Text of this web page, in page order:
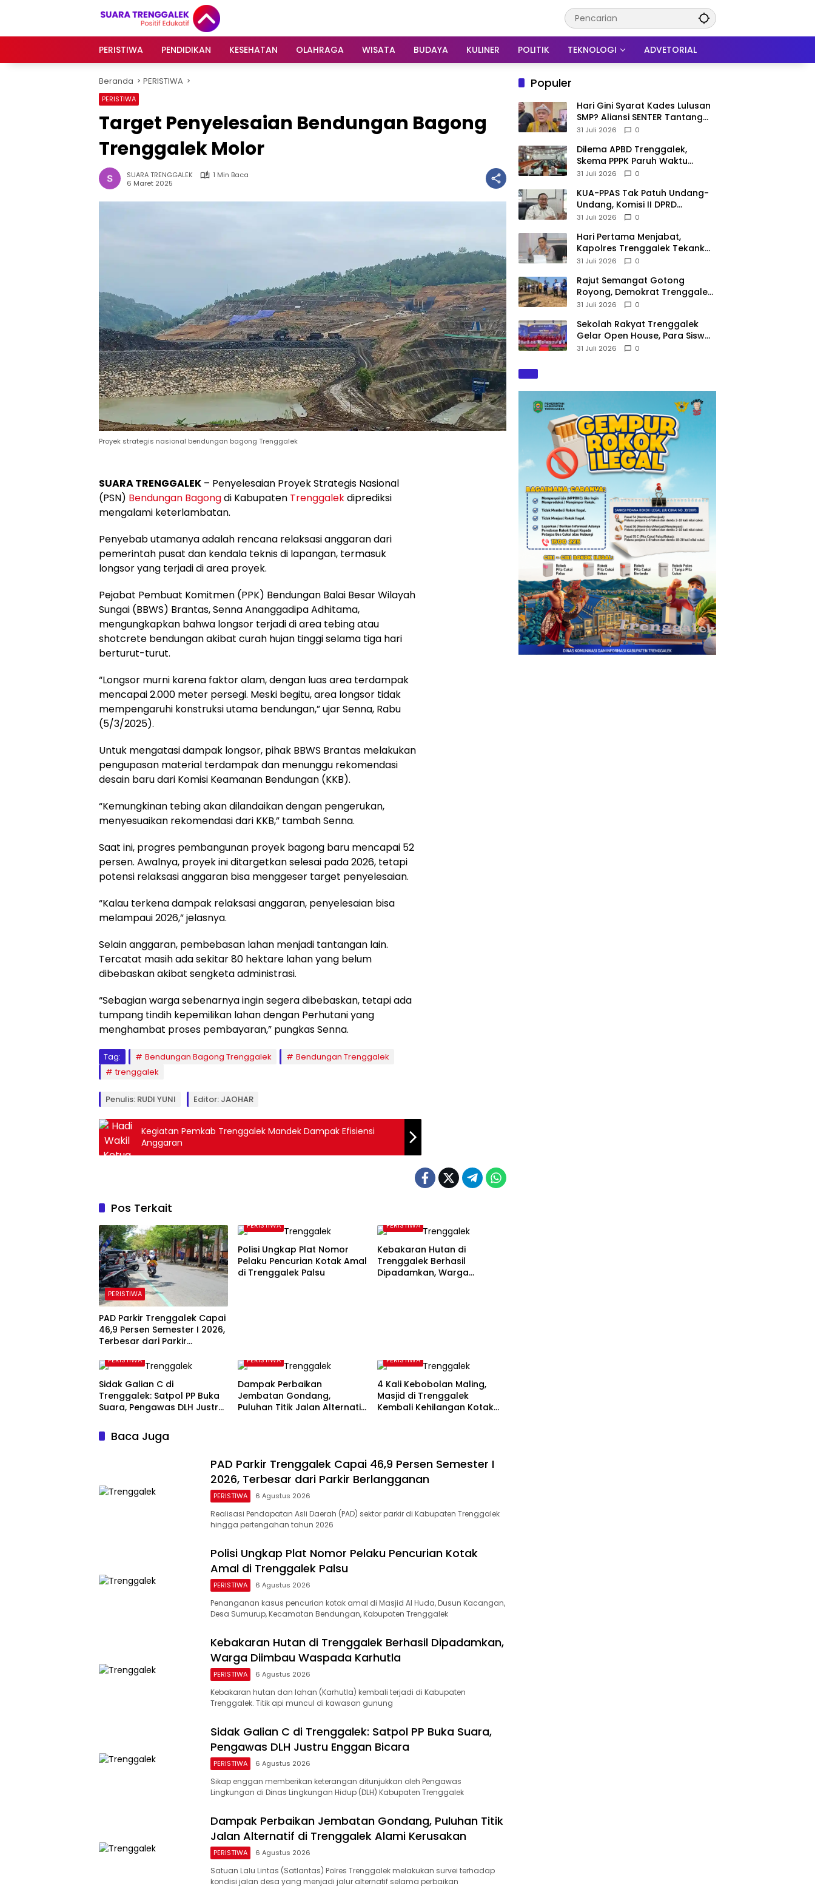
PERISTIWA
PENDIDIKAN KESEHATAN OLAHRAGA WISATA BUDAYA KULINER POLITIK TEKNOLOGI ADVETORIAL
Beranda PERISTIWA
PERISTIWA
Target Penyelesaian Bendungan Bagong
Trenggalek Molor
SUARA TRENGGALEK
1 Min Baca
6 Maret 2025
Proyek strategis nasional bendungan bagong Trenggalek
SUARA TRENGGALEK – Penyelesaian Proyek Strategis Nasional
(PSN) Bendungan Bagongdi Kabupaten Trenggalekdiprediksi
mengalami keterlambatan.
Penyebab utamanya adalah rencana relaksasi anggaran dari
pemerintah pusat dan kendala teknis di lapangan, termasuk
longsor yang terjadi di area proyek.
Pejabat Pembuat Komitmen (PPK) Bendungan Balai Besar Wilayah
Sungai (BBWS) Brantas, Senna Ananggadipa Adhitama,
mengungkapkan bahwa longsor terjadi di area tebing atau
shotcrete bendungan akibat curah hujan tinggi selama tiga hari
berturut-turut.
“Longsor murni karena faktor alam, dengan luas area terdampak
mencapai 2.000 meter persegi. Meski begitu, area longsor tidak
mempengaruhi konstruksi utama bendungan,” ujar Senna, Rabu
(5/3/2025).
Untuk mengatasi dampak longsor, pihak BBWS Brantas melakukan
pengupasan material terdampak dan menunggu rekomendasi
desain baru dari Komisi Keamanan Bendungan (KKB).
“Kemungkinan tebing akan dilandaikan dengan pengerukan,
menyesuaikan rekomendasi dari KKB,” tambah Senna.
Saat ini, progres pembangunan proyek bagong baru mencapai 52
persen. Awalnya, proyek ini ditargetkan selesai pada 2026, tetapi
potensi relaksasi anggaran bisa menggeser target penyelesaian.
“Kalau terkena dampak relaksasi anggaran, penyelesaian bisa
melampaui 2026,” jelasnya.
Selain anggaran, pembebasan lahan menjadi tantangan lain.
Tercatat masih ada sekitar 80 hektare lahan yang belum
dibebaskan akibat sengketa administrasi.
“Sebagian warga sebenarnya ingin segera dibebaskan, tetapi ada
tumpang tindih kepemilikan lahan dengan Perhutani yang
menghambat proses pembayaran,” pungkas Senna.
Tag: Bendungan Bagong Trenggalek
Bendungan Trenggalek
trenggalek
Penulis: RUDI YUNI Editor: JAOHAR
Kegiatan Pemkab Trenggalek Mandek Dampak Efisiensi
Anggaran
Pos Terkait
PERISTIWA
PAD Parkir Trenggalek Capai
46,9 Persen Semester I 2026,
Terbesar dari Parkir
PERISTIWA
Polisi Ungkap Plat Nomor
Pelaku Pencurian Kotak Amal
di Trenggalek Palsu
PERISTIWA
Kebakaran Hutan di
Trenggalek Berhasil
Dipadamkan, Warga
PERISTIWA
Sidak Galian C di
Trenggalek: Satpol PP Buka
Suara, Pengawas DLH Justru
PERISTIWA
Dampak Perbaikan
Jembatan Gondang,
Puluhan Titik Jalan Alternatif
PERISTIWA
4 Kali Kebobolan Maling,
Masjid di Trenggalek
Kembali Kehilangan Kotak
Baca Juga
PAD Parkir Trenggalek Capai 46,9 Persen Semester I
2026, Terbesar dari Parkir Berlangganan
PERISTIWA 6 Agustus 2026
Realisasi Pendapatan Asli Daerah (PAD) sektor parkir di Kabupaten Trenggalek
hingga pertengahan tahun 2026
Polisi Ungkap Plat Nomor Pelaku Pencurian Kotak
Amal di Trenggalek Palsu
PERISTIWA 6 Agustus 2026
Penanganan kasus pencurian kotak amal di Masjid Al Huda, Dusun Kacangan,
Desa Sumurup, Kecamatan Bendungan, Kabupaten Trenggalek
Kebakaran Hutan di Trenggalek Berhasil Dipadamkan,
Warga Diimbau Waspada Karhutla
PERISTIWA 6 Agustus 2026
Kebakaran hutan dan lahan (Karhutla) kembali terjadi di Kabupaten
Trenggalek. Titik api muncul di kawasan gunung
Sidak Galian C di Trenggalek: Satpol PP Buka Suara,
Pengawas DLH Justru Enggan Bicara
PERISTIWA 6 Agustus 2026
Sikap enggan memberikan keterangan ditunjukkan oleh Pengawas
Lingkungan di Dinas Lingkungan Hidup (DLH) Kabupaten Trenggalek
Dampak Perbaikan Jembatan Gondang, Puluhan Titik
Jalan Alternatif di Trenggalek Alami Kerusakan
PERISTIWA 6 Agustus 2026
Satuan Lalu Lintas (Satlantas) Polres Trenggalek melakukan survei terhadap
kondisi jalan desa yang menjadi jalur alternatif selama perbaikan
Populer
Hari Gini Syarat Kades Lulusan
SMP? Aliansi SENTER Tantang
DPRD Trenggalek Berani
31 Juli 2026 0
Dilema APBD Trenggalek,
Skema PPPK Paruh Waktu
Mengemuka Demi Pangkas Rp
31 Juli 2026 0
KUA-PPAS Tak Patuh Undang-
Undang, Komisi II DPRD
Trenggalek: APBD 2027
31 Juli 2026 0
Hari Pertama Menjabat,
Kapolres Trenggalek Tekankan
Anggota Disiplin Hindari
31 Juli 2026 0
​Rajut Semangat Gotong
Royong, Demokrat Trenggalek
Gaungkan Gerakan Langit Biru
31 Juli 2026 0
Sekolah Rakyat Trenggalek
Gelar Open House, Para Siswa
Mulai Tempati Gedung Baru
31 Juli 2026 0